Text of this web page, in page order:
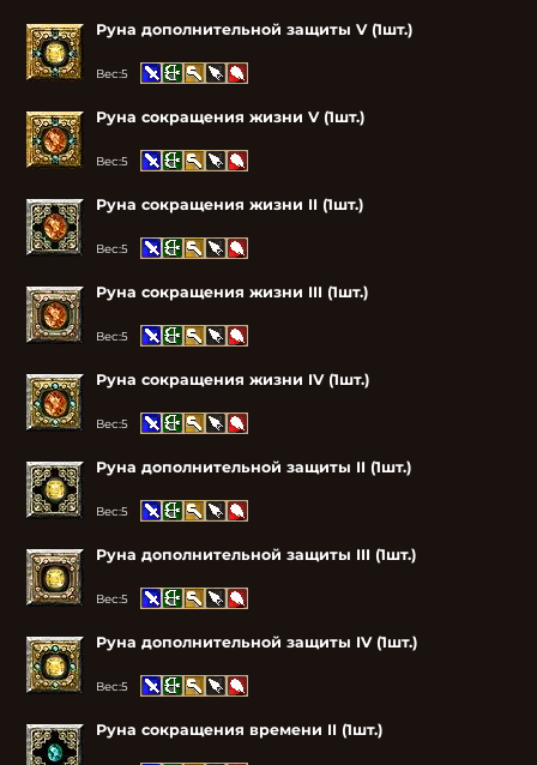
Руна дополнительной защиты V (1шт.)
Вес:5
Руна сокращения жизни V (1шт.)
Вес:5
Руна сокращения жизни II (1шт.)
Вес:5
Руна сокращения жизни III (1шт.)
Вес:5
Руна сокращения жизни IV (1шт.)
Вес:5
Руна дополнительной защиты II (1шт.)
Вес:5
Руна дополнительной защиты III (1шт.)
Вес:5
Руна дополнительной защиты IV (1шт.)
Вес:5
Руна сокращения времени II (1шт.)